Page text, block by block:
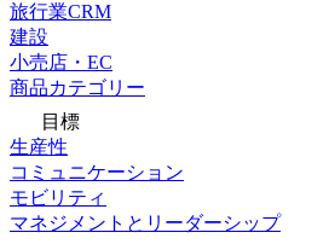
旅行業CRM
建設
小売店・EC
商品カテゴリー
目標
生産性
コミュニケーション
モビリティ
マネジメントとリーダーシップ